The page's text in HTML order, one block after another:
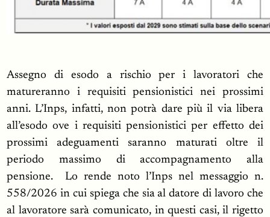
Assegno di esodo a rischio per i lavoratori che
matureranno i requisiti pensionistici nei prossimi
anni. L’Inps, infatti, non potrà dare più il via libera
all’esodo ove i requisiti pensionistici per effetto dei
prossimi adeguamenti saranno maturati oltre il
periodo massimo di accompagnamento alla
pensione. Lo rende noto l’Inps nel messaggio n.
558/2026 in cui spiega che sia al datore di lavoro che
al lavoratore sarà comunicato, in questi casi, il rigetto